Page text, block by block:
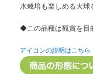
水栽培も楽しめる大球
◆この品種は観賞を目
アイコンの説明はこちら